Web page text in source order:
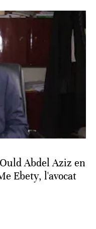
Abdel Aziz en
Ebety, l'avocat